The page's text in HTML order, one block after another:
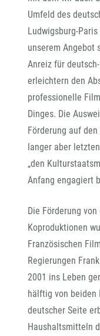
Umfeld des
Ludwigsburg-
unserem Angebot
Anreiz für
erleichtern den
professionelle
Dinges. Die
Förderung auf
langer aber
„den
Anfang engagiert
Die Förderung
Koproduktionen
Französischen
Regierungen
2001 ins Leben
hälftig von beiden
deutscher Seite
Haushaltsmitteln